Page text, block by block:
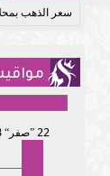
سعر الذهب
22 صفر